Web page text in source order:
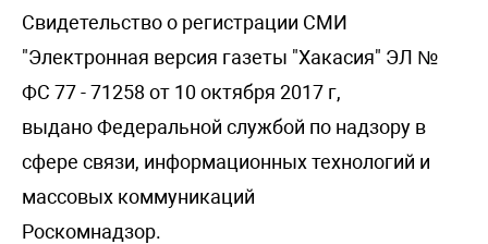
Свидетельство о регистрации СМИ
"Электронная версия газеты "Хакасия" ЭЛ №
ФС 77 - 71258 от 10 октября 2017 г,
выдано Федеральной службой по надзору в
сфере связи, информационных технологий и
массовых коммуникаций
Роскомнадзор.